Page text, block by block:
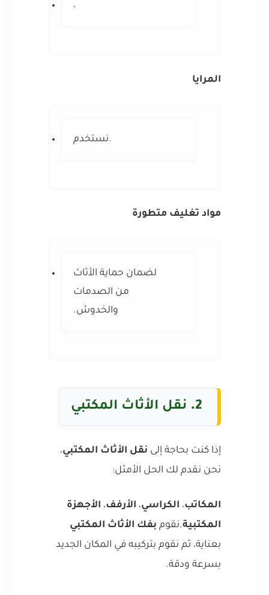
،
المرايا
.نستخدم
مواد تغليف متطورة
لضمان حماية الأثاث
من الصدمات
والخدوش.
2. نقل الأثاث المكتبي
إذا كنت بحاجة إلى نقل الأثاث المكتبي،
نحن نقدم لك الحل الأمثل:
المكاتب، الكراسي، الأرفف، الأجهزة
المكتبية.نقوم بفك الأثاث المكتبي
بعناية، ثم نقوم بتركيبه في المكان الجديد
بسرعة ودقة.